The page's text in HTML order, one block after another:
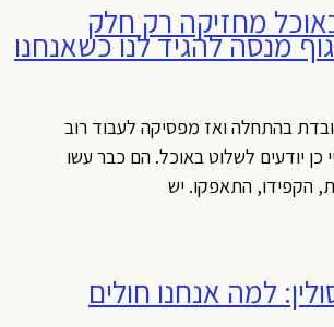
מחזיקה רק חלק
מנסה להגיד לנו כשאנחנו
בהתחלה ואז מפסיקה לעבוד רוב
כן יודעים לשלוט באוכל. הם כבר עשו
הקפידו, התאפקו. יש
למה אנחנו חולים